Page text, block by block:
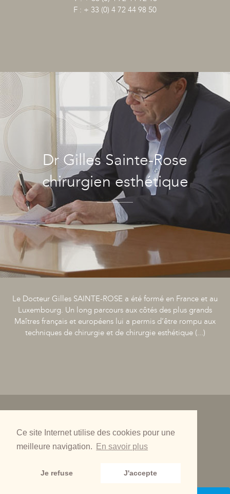
F : + 33 (0) 4 72 44 98 50
Dr Gilles Sainte-Rose
chirurgien esthétique
Le Docteur Gilles SAINTE-ROSE a été formé en France et au
Luxembourg. Un long parcours aux côtés des plus grands
Maîtres français et européens lui a permis d’être rompu aux
techniques de chirurgie et de chirurgie esthétique (...)
Foire Aux Questions
Ce site Internet utilise des cookies pour une
meilleure navigation.
En savoir plus
Je refuse J'accepte